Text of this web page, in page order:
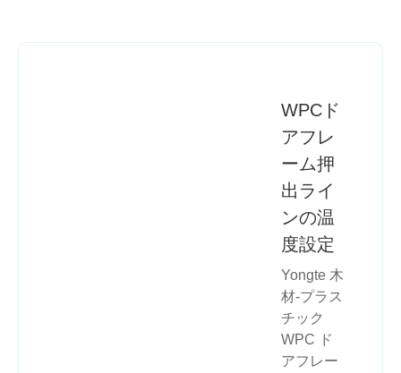
WPCド
アフレ
ーム押
出ライ
ンの温
度設定
Yongte 木
材-プラス
チック
WPC ド
アフレー